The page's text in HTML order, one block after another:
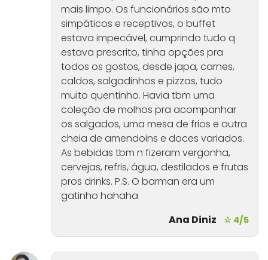
mais limpo. Os funcionários são mto
simpáticos e receptivos, o buffet
estava impecável, cumprindo tudo q
estava prescrito, tinha opções pra
todos os gostos, desde japa, carnes,
caldos, salgadinhos e pizzas, tudo
muito quentinho. Havia tbm uma
coleção de molhos pra acompanhar
os salgados, uma mesa de frios e outra
cheia de amendoins e doces variados.
As bebidas tbm n fizeram vergonha,
cervejas, refris, água, destilados e frutas
pros drinks. P.S. O barman era um
gatinho hahaha
Ana Diniz
☆ 4/5